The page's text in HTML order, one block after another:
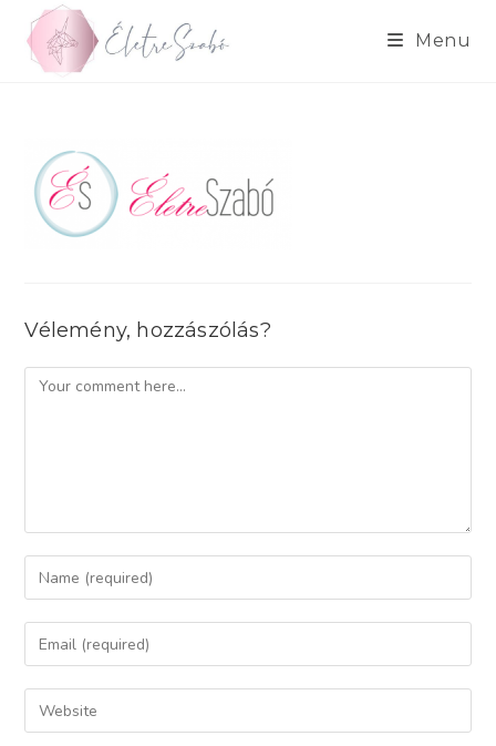
content
Menu
Vélemény, hozzászólás?
Comment
Enter
your
name
comment
Enter
your
email
address
Enter
your